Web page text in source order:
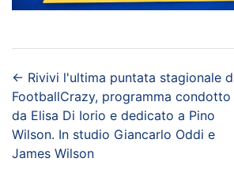
← Rivivi l'ultima puntata stagionale
FootballCrazy, programma condotto
da Elisa Di Iorio e dedicato a Pino
Wilson. In studio Giancarlo Oddi e
James Wilson